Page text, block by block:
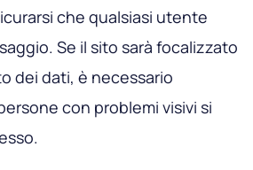
che qualsiasi utente
Se il sito sarà focalizzato
dei dati, è necessario
con problemi visivi si